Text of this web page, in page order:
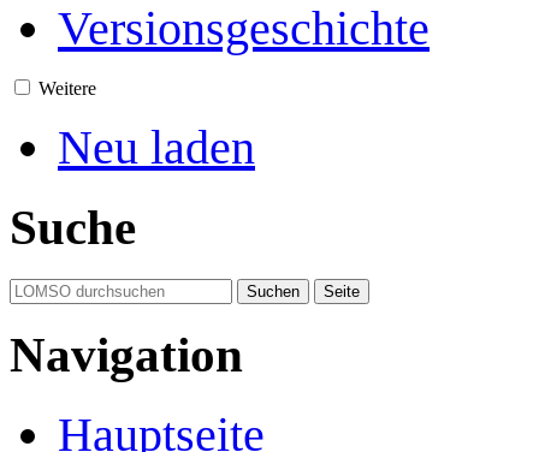
Versionsgeschichte
Weitere
Neu laden
Suche
Navigation
Hauptseite